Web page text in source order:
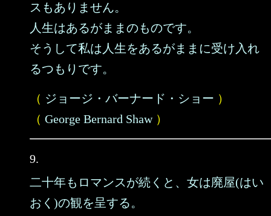
スもありません。
人生はあるがままのものです。
そうして私は人生をあるがままに受け入れ
るつもりです。
（ ジョージ・バーナード・ショー ）
（ George Bernard Shaw）
9.
二十年もロマンスが続くと、女は廃屋(はい
おく)の観を呈する。